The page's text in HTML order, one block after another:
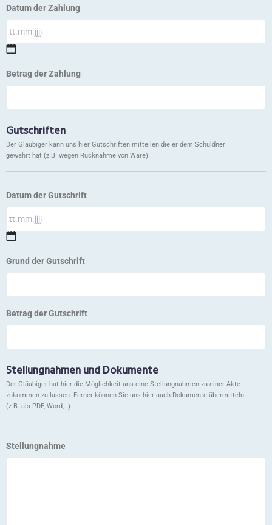
Datum der Zahlung
Betrag der Zahlung
Gutschriften
Der Gläubiger kann uns hier Gutschriften mitteilen die er dem Schuldner
gewährt hat (z.B. wegen Rücknahme von Ware).
Datum der Gutschrift
Grund der Gutschrift
Betrag der Gutschrift
Stellungnahmen und Dokumente
Der Gläubiger hat hier die Möglichkeit uns eine Stellungnahmen zu einer Akte
zukommen zu lassen. Ferner können Sie uns hier auch Dokumente übermitteln
(z.B. als PDF, Word,…)
Stellungnahme